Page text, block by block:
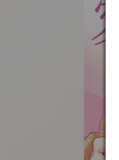
:692.15.692.936:t-vnqp.lunrzsdszk.vn.oi